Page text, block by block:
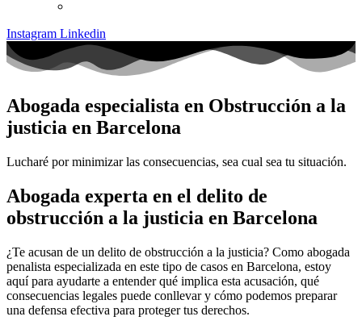
Instagram Linkedin
Abogada especialista en Obstrucción a la
justicia en Barcelona
Lucharé por minimizar las consecuencias, sea cual sea tu situación.
Abogada experta en el delito de
obstrucción a la justicia en Barcelona
¿Te acusan de un delito de obstrucción a la justicia? Como abogada
penalista especializada en este tipo de casos en Barcelona, estoy
aquí para ayudarte a entender qué implica esta acusación, qué
consecuencias legales puede conllevar y cómo podemos preparar
una defensa efectiva para proteger tus derechos.